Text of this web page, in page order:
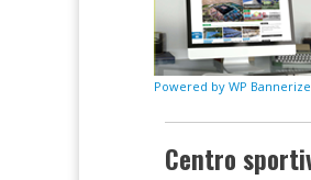
Powered by WP Bannerize
Centro